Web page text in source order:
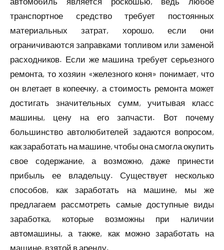
транспортное средство требует постоянных
материальных затрат, хорошо, если они
ограничиваются заправками топливом или заменой
расходников. Если же машина требует серьезного
ремонта, то хозяин «железного коня» понимает, что
он влетает в копеечку, а стоимость ремонта может
достигать значительных сумм, учитывая класс
машины, цену на его запчасти. Вот почему
большинство автолюбителей задаются вопросом,
как заработать на машине, чтобы она смогла окупить
свое содержание, а возможно, даже принести
прибыль ее владельцу. Существует несколько
способов, как заработать на машине, мы же
предлагаем рассмотреть самые доступные виды
заработка, которые возможны при наличии
автомашины, а также, как можно заработать на
машине, взятой в аренду.